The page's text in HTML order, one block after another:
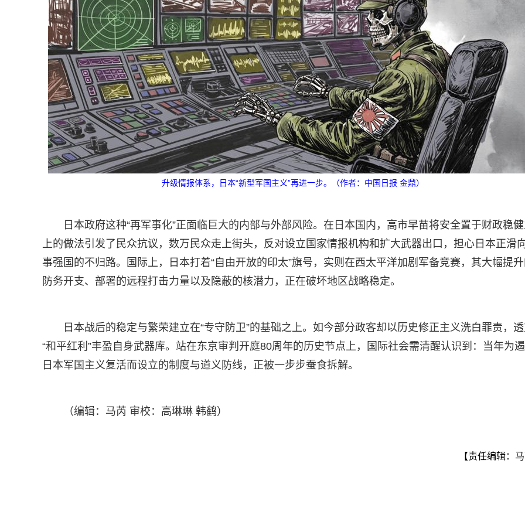
升级情报体系，日本“新型军国主义”再进一步。（作者：中国日报 金鼎）
日本政府这种“再军事化”正面临巨大的内部与外部风险。在日本国内，高市早苗将安全置于财政稳
上的做法引发了民众抗议，数万民众走上街头，反对设立国家情报机构和扩大武器出口，担心日本正滑
事强国的不归路。国际上，日本打着“自由开放的印太”旗号，实则在西太平洋加剧军备竞赛，其大幅提
防务开支、部署的远程打击力量以及隐蔽的核潜力，正在破坏地区战略稳定。
日本战后的稳定与繁荣建立在“专守防卫”的基础之上。如今部分政客却以历史修正主义洗白罪责，
“和平红利”丰盈自身武器库。站在东京审判开庭80周年的历史节点上，国际社会需清醒认识到：当年为
日本军国主义复活而设立的制度与道义防线，正被一步步蚕食拆解。
（编辑：马芮 审校：高琳琳 韩鹤）
【责任编辑：